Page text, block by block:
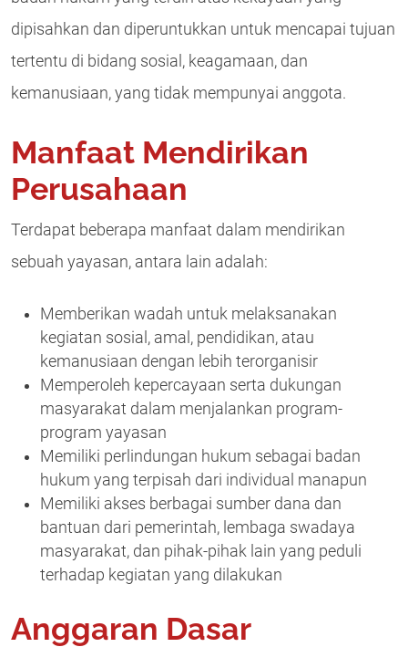
dipisahkan dan diperuntukkan untuk mencapai tujuan
tertentu di bidang sosial, keagamaan, dan
kemanusiaan, yang tidak mempunyai anggota.
Manfaat Mendirikan
Perusahaan
Terdapat beberapa manfaat dalam mendirikan
sebuah yayasan, antara lain adalah:
Memberikan wadah untuk melaksanakan
kegiatan sosial, amal, pendidikan, atau
kemanusiaan dengan lebih terorganisir
Memperoleh kepercayaan serta dukungan
masyarakat dalam menjalankan program-
program yayasan
Memiliki perlindungan hukum sebagai badan
hukum yang terpisah dari individual manapun
Memiliki akses berbagai sumber dana dan
bantuan dari pemerintah, lembaga swadaya
masyarakat, dan pihak-pihak lain yang peduli
terhadap kegiatan yang dilakukan
Anggaran Dasar